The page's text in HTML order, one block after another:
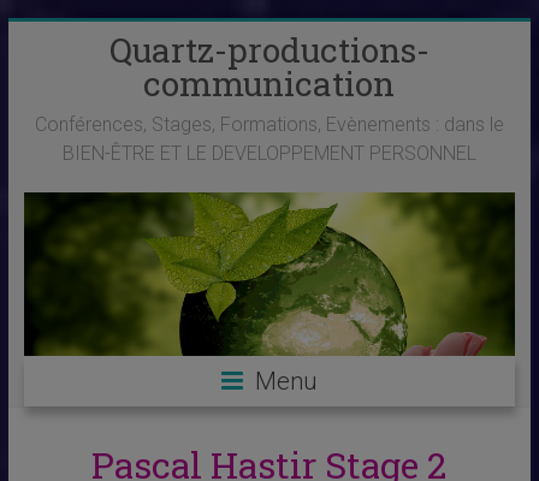
Quartz-productions-
communication
Conférences, Stages, Formations, Evènements : dans le
BIEN-ÊTRE ET LE DEVELOPPEMENT PERSONNEL
Menu
Pascal Hastir Stage 2